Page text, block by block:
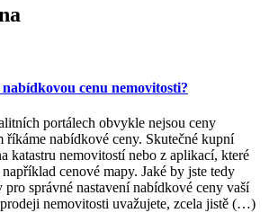
cenu nemovitosti?
portálech obvykle nejsou ceny
říkáme nabídkové ceny. Skutečné kupní
katastru nemovitostí nebo z aplikací, které
cenové mapy. Jaké by jste tedy
správné nastavení nabídkové ceny vaší
nemovitosti uvažujete, zcela jistě (…)